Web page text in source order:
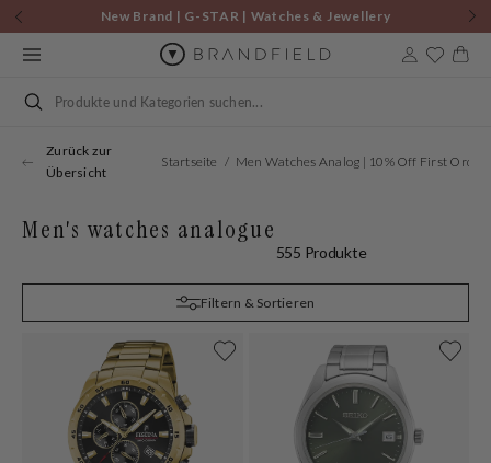
Zum
Inhalt
springen
New Brand | G-STAR | Watches & Jewellery
Suchen
Zurück zur
Übersicht
Startseite Men Watches Analog | 10% Off First Order
Men's watches analogue
555 Produkte
Filtern & Sortieren